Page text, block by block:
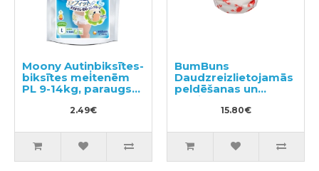
Moony Autiņbiksītes-
biksītes meitenēm
PL 9-14kg, paraugs
2.49€
BumBuns
Daudzreizlietojamās
peldēšanas un
podiņmācību
autiņbiksīte L 14–
15.80€